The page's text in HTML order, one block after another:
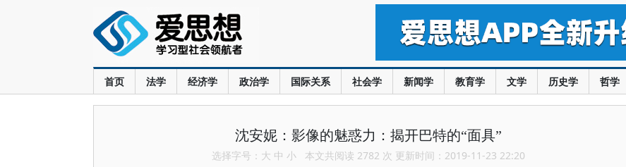
首页 法学 经济学 政治学 国际关系 社会学 新闻学 教育学 文学 历史学 哲学
沈安妮：影像的魅惑力：揭开巴特的“面具”
选择字号： 大 中 小 本文共阅读 2782 次 更新时间：2019-11-23 22:20